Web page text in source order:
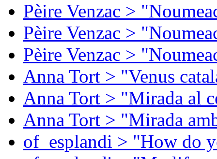
Pèire Venzac >
Pèire Venzac >
Pèire Venzac >
Anna Tort > "Venus
Anna Tort > "Mirada al
Anna Tort > "Mirada
of_esplandi > "How do